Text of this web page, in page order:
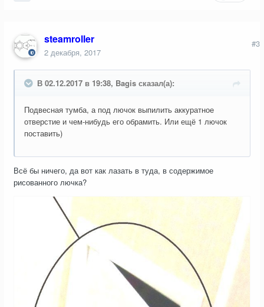
steamroller
2 декабря, 2017
#3
В 02.12.2017 в 19:38, Bagis сказал(а):
Подвесная тумба, а под лючок выпилить аккуратное
отверстие и чем-нибудь его обрамить. Или ещё 1 лючок
поставить)
Всё бы ничего, да вот как лазать в туда, в содержимое
рисованного лючка?